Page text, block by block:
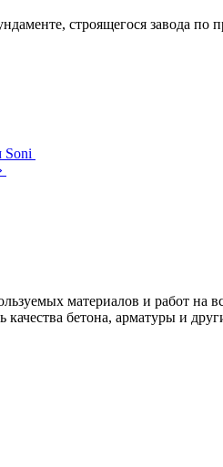
строящегося завода по
Soni
материалов и работ
качества бетона, арматуры и